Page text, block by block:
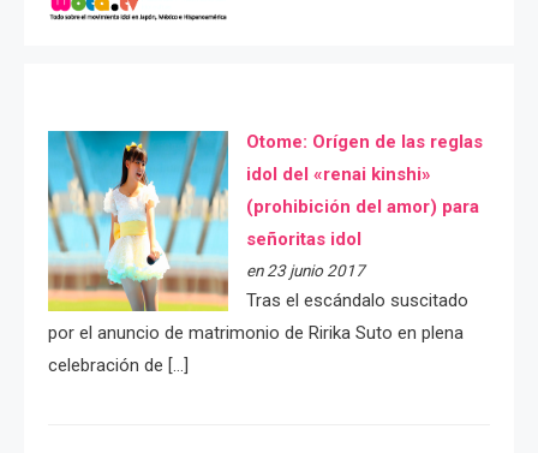
Otome: Orígen de las reglas
idol del «renai kinshi»
(prohibición del amor) para
señoritas idol
en 23 junio 2017
Tras el escándalo suscitado
por el anuncio de matrimonio de Ririka Suto en plena
celebración de […]